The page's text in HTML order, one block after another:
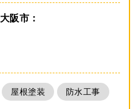
大阪市
屋根塗装 防水工事